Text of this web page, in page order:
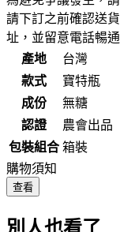
請下訂之前確認送
址，並留意電話暢
產地
台灣
款式
寶特瓶
成份
無糖
認證
農會出品
包裝組合 箱裝
購物須知
查看
別人也看了